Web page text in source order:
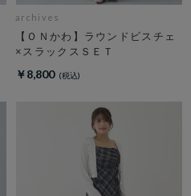
archives
【ＯＮかわ】ラウンドビスチェ
×スラックスＳＥＴ
￥8,800